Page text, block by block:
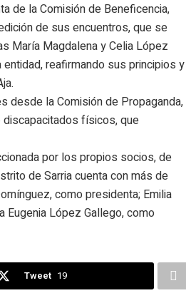
de la Comisión de Beneficencia,
de sus encuentros, que se
María Magdalena y Celia López
reafirmando sus principios y
desde la Comisión de Propaganda,
físicos, que
por los propios socios, de
de Sarria cuenta con más de
como presidenta; Emilia
Eugenia López Gallego, como
Tweet 19